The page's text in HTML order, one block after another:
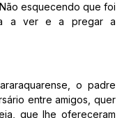
esquecendo que foi
a ver e a pregar a
o padre
entre amigos, quer
que lhe ofereceram